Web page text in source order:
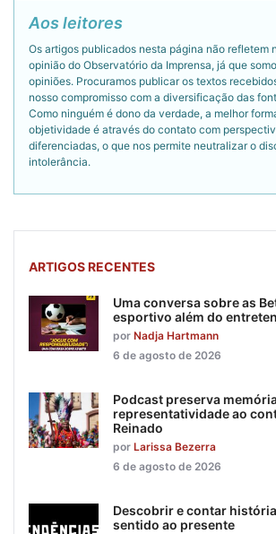
Aos leitores
Os artigos publicados nesta página não refletem
opinião do Observatório da Imprensa, já que
opiniões. Procuramos publicar os textos
nosso compromisso com a diversificação das
Como ninguém é dono da verdade, a melhor
objetividade é através do contato com
diferenciadas, o que nos permite neutralizar o
intolerância.
ARTIGOS RECENTES
Uma conversa sobre as
esportivo além do
por Nadja Hartmann
6 de agosto de 2026
Podcast preserva
representatividade ao
Reinado
por Larissa Bezerra
6 de agosto de 2026
Descobrir e contar
sentido ao presente